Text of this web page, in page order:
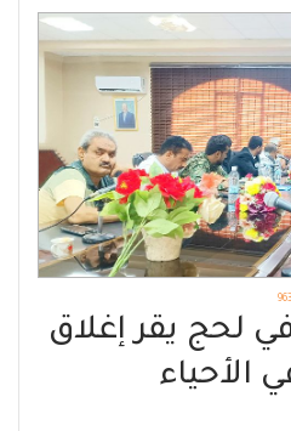
963
لحج يقر إغلاق
الأحياء